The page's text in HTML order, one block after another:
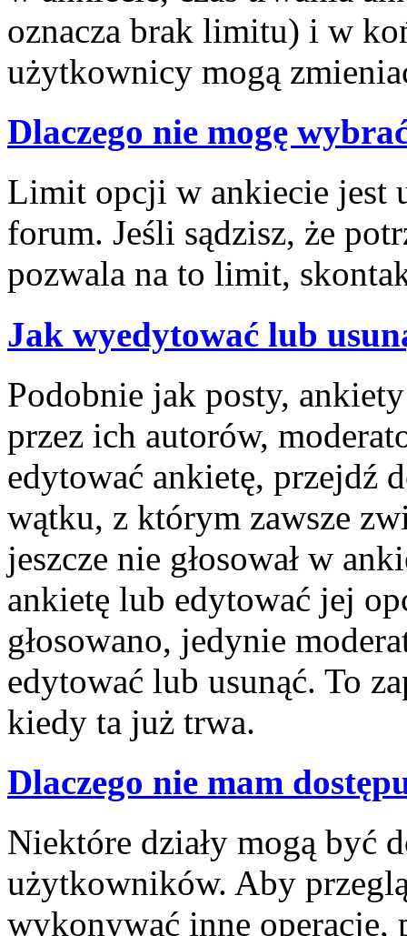
oznacza brak limitu) i w
użytkownicy mogą
Dlaczego nie mogę
Limit opcji w ankiecie jest
forum. Jeśli sądzisz, że
pozwala na to limit,
Jak wyedytować lub
Podobnie jak posty,
przez ich autorów,
edytować ankietę, przejdź
wątku, z którym zawsze
jeszcze nie głosował w
ankietę lub edytować jej
głosowano, jedynie
edytować lub usunąć. To
kiedy ta już trwa.
Dlaczego nie mam
Niektóre działy mogą być
użytkowników. Aby
wykonywać inne operacje,